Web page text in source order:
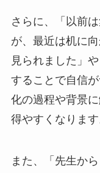
さらに、「以前
が、最近は机に
見られました」
することで自信
化の過程や背景
得やすくなります
また、「先生か